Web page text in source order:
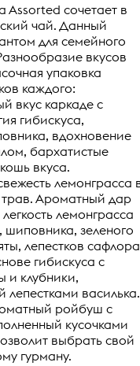
Assorted сочетает в
чай. Данный
для семейного
вкусов
упаковка
каждого:
вкус каркаде с
гибискуса,
вдохновение
бархатистые
вкуса.
лемонграсса
Ароматный дар
лемонграсса
шиповника, зеленого
лепестков сафлора
гибискуса с
и клубники,
василька.
ройбуш с
кусочками
выбрать свой
гурману.